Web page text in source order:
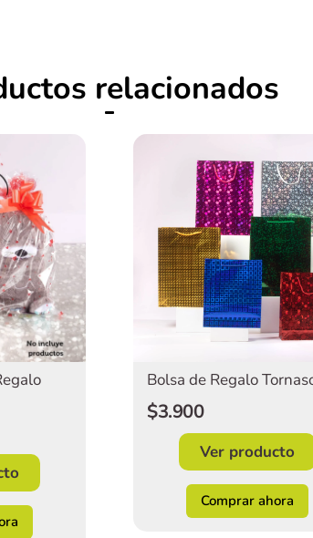
relacionados
Bolsa de Regalo
$3.900
Ver producto
Comprar ahora